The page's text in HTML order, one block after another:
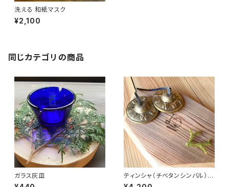
洗える 和紙マスク
¥2,100
同じカテゴリの商品
ガラス灰皿
ティンシャ（チベタンシンバル）
《オムマニ柄》